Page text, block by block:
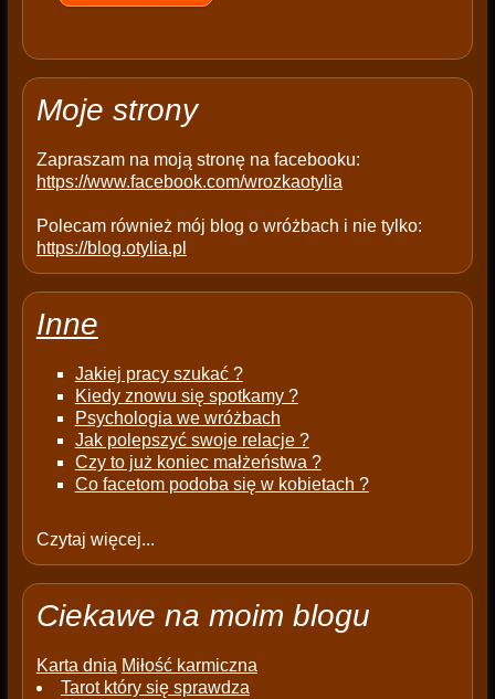
e
p
y
Moje strony
Zapraszam na moją stronę na facebooku:
https://www.facebook.com/wrozkaotylia
Polecam również mój blog o wróżbach i nie tylko:
https://blog.otylia.pl
Inne
Jakiej pracy szukać ?
Kiedy znowu się spotkamy ?
Psychologia we wróżbach
Jak polepszyć swoje relacje ?
Czy to już koniec małżeństwa ?
Co facetom podoba się w kobietach ?
Czytaj więcej...
Ciekawe na moim blogu
Karta dnia Miłość karmiczna
Tarot który się sprawdza